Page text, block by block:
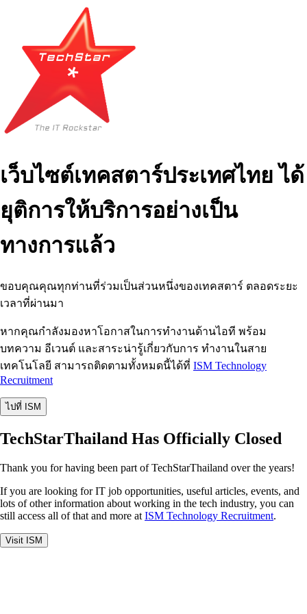
เว็บไซต์เทคสตาร์ประเทศไทย ได้
ยุติการให้บริการอย่างเป็น
ทางการแล้ว
ขอบคุณคุณทุกท่านที่ร่วมเป็นส่วนหนึ่งของเทคสตาร์ ตลอดระยะ
เวลาที่ผ่านมา
หากคุณกำลังมองหาโอกาสในการทำงานด้านไอที พร้อม
บทความ อีเวนต์ และสาระน่ารู้เกี่ยวกับการ ทำงานในสาย
เทคโนโลยี สามารถติดตามทั้งหมดนี้ได้ที่ ISM Technology
Recruitment
ไปที่ ISM
TechStarThailand Has Officially Closed
Thank you for having been part of TechStarThailand over the years!
If you are looking for IT job opportunities, useful articles, events, and
lots of other information about working in the tech industry, you can
still access all of that and more at ISM Technology Recruitment.
Visit ISM